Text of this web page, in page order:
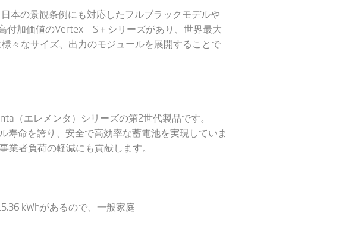
本の景観条例にも対応したフルブラックモデルや
付加価値のVertex S＋シリーズがあり、世界最大
々なサイズ、出力のモジュールを展開することで
（エレメンタ）シリーズの第2世代製品です。
命を誇り、安全で高効率な蓄電池を実現していま
者負荷の軽減にも貢献します。
kWhがあるので、一般家庭